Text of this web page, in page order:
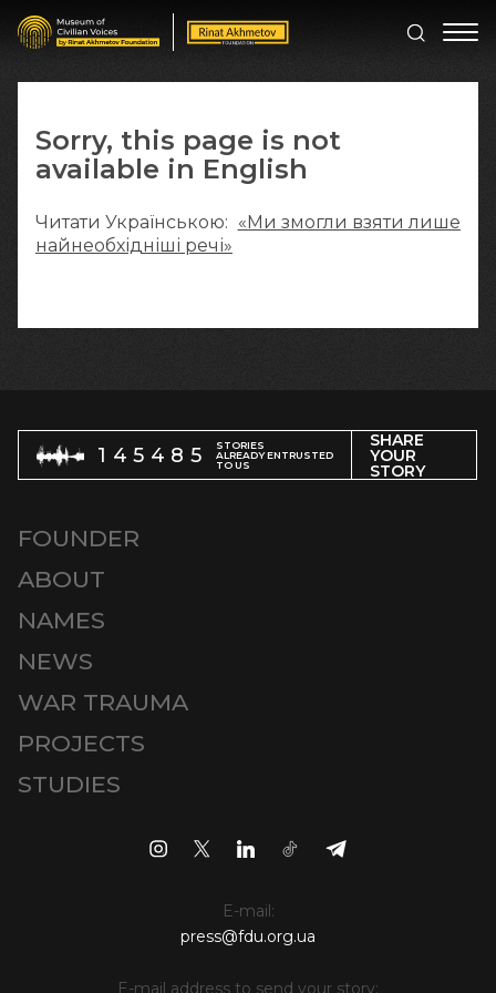
Sorry, this page is not
available in English
Читати Українською: «Ми змогли взяти лише
найнеобхідніші речі»
145485
STORIES
ALREADY ENTRUSTED
TO US
SHARE
YOUR
STORY
FOUNDER
ABOUT
NAMES
NEWS
WAR TRAUMA
PROJECTS
STUDIES
E-mail:
press@fdu.org.ua